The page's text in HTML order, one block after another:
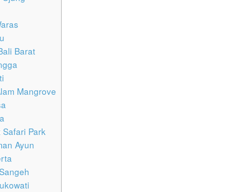
Barat
Mangrove
Safari Park
Ayun